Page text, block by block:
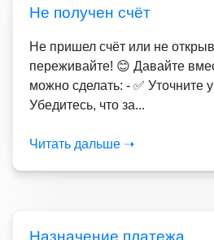
Не получен счёт
Не пришел счёт или не
переживайте! 😊 Давайте
можно сделать: - ✅ Уточните
Убедитесь, что за...
Читать дальше ➝
Назначение платежа